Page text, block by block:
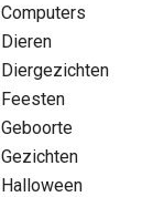
Computers
Dieren
Diergezichten
Feesten
Geboorte
Gezichten
Halloween